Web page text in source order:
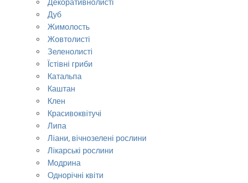
Декоративнолисті
Дуб
Жимолость
Жовтолисті
Зеленолисті
Їстівні гриби
Катальпа
Каштан
Клен
Красивоквітучі
Липа
Ліани, вічнозелені рослини
Лікарські рослини
Модрина
Однорічні квіти